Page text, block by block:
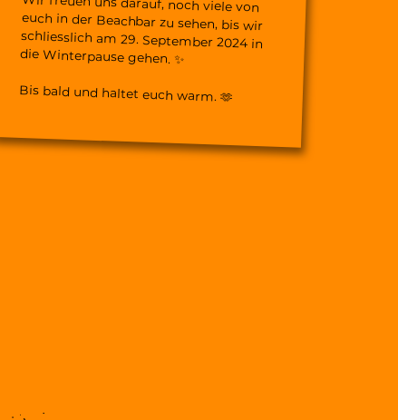
die Winterpause gehen. ✨
Bis bald und haltet euch warm. 🫶